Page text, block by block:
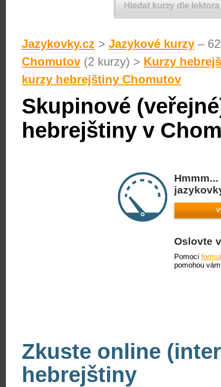
Jazykovky.cz > Jazykové kurzy –
Chomutov (2 kurzy) > Kurzy
kurzy hebrejštiny Chomutov
Skupinové
hebrejštiny v
Oslovte
Pomocí
pomohou
Zkuste online
hebrejštiny